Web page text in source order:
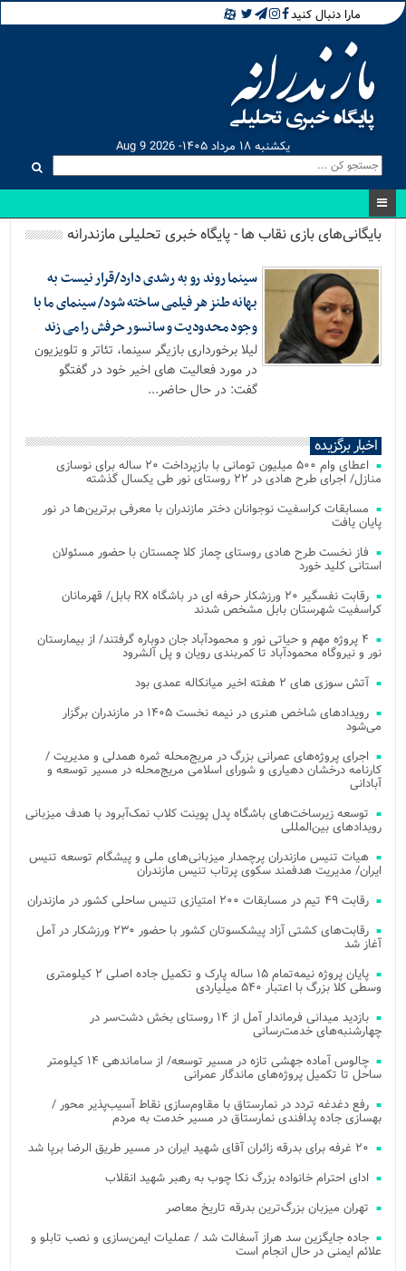
مارا دنبال کنید
یکشنبه ۱۸ مرداد ۱۴۰۵- Aug 9 2026
بایگانی‌های بازی نقاب ها - پایگاه خبری تحلیلی مازندرانه
سینما روند رو به رشدی دارد/قرار نیست به
بهانه طنز هر فیلمی ساخته شود/ سینمای ما با
وجود محدودیت و سانسور حرفش را می زند
لیلا برخورداری بازیگر سینما، تئاتر و تلویزیون
در مورد فعالیت های اخیر خود در گفتگو
گفت: در حال حاضر...
اخبار برگزیده
اعطای وام ۵۰۰ میلیون تومانی با بازپرداخت ۲۰ ساله برای نوسازی
منازل/ اجرای طرح هادی در ۲۲ روستای نور طی یکسال گذشته
مسابقات کراسفیت نوجوانان دختر مازندران با معرفی برترین‌ها در نور
پایان یافت
فاز نخست طرح هادی روستای چماز کلا چمستان با حضور مسئولان
استانی کلید خورد
رقابت نفسگیر ۲۰ ورزشکار حرفه ای در باشگاه RX بابل/ قهرمانان
کراسفیت شهرستان بابل مشخص شدند
۴ پروژه مهم و حیاتی نور و محمودآباد جان دوباره گرفتند/ از بیمارستان
نور و نیروگاه محمودآباد تا کمربندی رویان و پل آلشرود
آتش‌ سوزی‌ های ۲ هفته اخیر میانکاله عمدی بود
رویدادهای شاخص هنری در نیمه نخست ۱۴۰۵ در مازندران برگزار
می‌شود
اجرای پروژه‌های عمرانی بزرگ در مریج‌محله ثمره همدلی و مدیریت /
کارنامه درخشان دهیاری و شورای اسلامی مریج‌محله در مسیر توسعه و
آبادانی
توسعه زیرساخت‌های باشگاه پدل پوینت کلاب نمک‌آبرود با هدف میزبانی
رویدادهای بین‌المللی
هیات تنیس مازندران پرچمدار میزبانی‌های ملی و پیشگام توسعه تنیس
ایران/ مدیریت هدفمند سکوی پرتاب تنیس مازندران
رقابت ۴۹ تیم در مسابقات ۲۰۰ امتیازی تنیس ساحلی کشور در مازندران
رقابت‌های کشتی آزاد پیشکسوتان کشور با حضور ۲۳۰ ورزشکار در آمل
آغاز شد
پایان پروژه نیمه‌تمام ۱۵ ساله پارک و تکمیل جاده اصلی ۲ کیلومتری
وسطی کلا بزرگ با اعتبار ۵۴۰ میلیاردی
بازدید میدانی فرماندار آمل از ۱۴ روستای بخش دشت‌سر در
چهارشنبه‌های خدمت‌رسانی
چالوس آماده جهشی تازه در مسیر توسعه/ از ساماندهی ۱۴ کیلومتر
ساحل تا تکمیل پروژه‌های ماندگار عمرانی
رفع دغدغه تردد در نمارستاق با مقاوم‌سازی نقاط آسیب‌پذیر محور /
بهسازی جاده پدافندی نمارستاق در مسیر خدمت به مردم
۲۰ غرفه برای بدرقه زائران آقای شهید ایران در مسیر طریق الرضا برپا شد
ادای احترام خانواده بزرگ نکا چوب به رهبر شهید انقلاب
تهران میزبان بزرگ‌ترین بدرقه تاریخ معاصر
جاده جایگزین سد هراز آسفالت شد / عملیات ایمن‌سازی و نصب تابلو و
علائم ایمنی در حال انجام است